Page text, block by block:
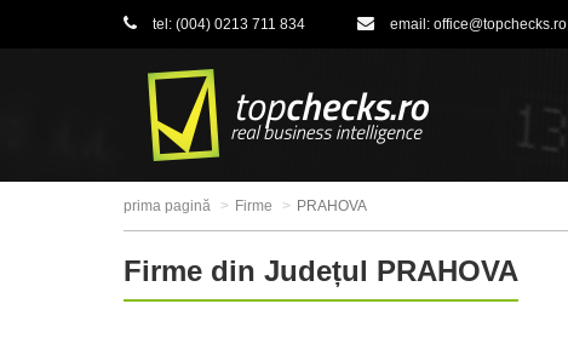
tel: (004) 0213 711 834 email: office@topchecks.ro
prima pagină Firme PRAHOVA
Firme din Județul PRAHOVA